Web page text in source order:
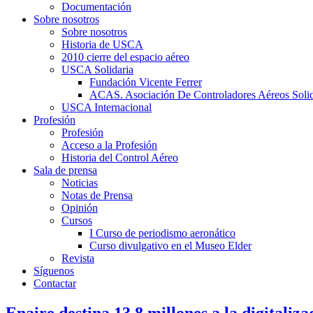
Documentación
Sobre nosotros
Sobre nosotros
Historia de USCA
2010 cierre del espacio aéreo
USCA Solidaria
Fundación Vicente Ferrer
ACAS. Asociación De Controladores Aéreos
USCA Internacional
Profesión
Profesión
Acceso a la Profesión
Historia del Control Aéreo
Sala de prensa
Noticias
Notas de Prensa
Opinión
Cursos
I Curso de periodismo aeronático
Curso divulgativo en el Museo Elder
Revista
Síguenos
Contactar